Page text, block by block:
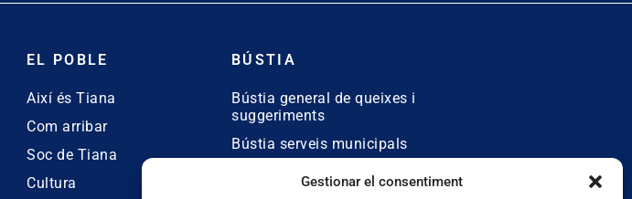
Gestionar el consentiment
EL POBLE
Així és Tiana
Com arribar
Soc de Tiana
Cultura
BÚSTIA
Bústia general de queixes i
suggeriments
Bústia serveis municipals
Bústia de queixes
lingüístiques